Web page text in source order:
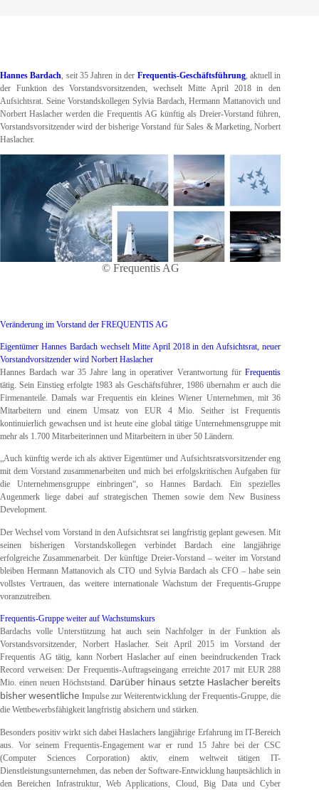
Hannes Bardach, seit 35 Jahren in der Frequentis-Geschäftsführung, aktuell in
der Funktion des Vorstandsvorsitzenden, wechselt Mitte April 2018 in den
Aufsichtsrat. Seine Vorstandskollegen Sylvia Bardach, Hermann Mattanovich und
Norbert Haslacher werden die Frequentis AG künftig als Dreier-Vorstand führen,
Vorstandsvorsitzender wird der bisherige Vorstand für Sales & Marketing, Norbert
Haslacher.
© Frequentis AG
Veränderung im Vorstand der FREQUENTIS AG
Eigentümer Hannes Bardach wechselt Mitte April 2018 in den Aufsichtsrat, neuer
Vorstandvorsitzender wird Norbert Haslacher
Hannes Bardach war 35 Jahre lang in operativer Verantwortung fürFrequentis
tätig. Sein Einstieg erfolgte 1983 als Geschäftsführer, 1986 übernahm er auch die
Firmenanteile. Damals war Frequentis ein kleines Wiener Unternehmen, mit 36
Mitarbeitern und einem Umsatz von EUR 4 Mio. Seither ist Frequentis
kontinuierlich gewachsen und ist heute eine global tätige Unternehmensgruppe mit
mehr als 1.700 Mitarbeiterinnen und Mitarbeitern in über 50 Ländern.
„Auch künftig werde ich als aktiver Eigentümer und Aufsichtsratsvorsitzender eng
mit dem Vorstand zusammenarbeiten und mich bei erfolgskritischen Aufgaben für
die Unternehmensgruppe einbringen“, so Hannes Bardach. Ein spezielles
Augenmerk liege dabei auf strategischen Themen sowie dem New Business
Development.
Der Wechsel vom Vorstand in den Aufsichtsrat sei langfristig geplant gewesen. Mit
seinen bisherigen Vorstandskollegen verbindet Bardach eine langjährige
erfolgreiche Zusammenarbeit. Der künftige Dreier-Vorstand – weiter im Vorstand
bleiben Hermann Mattanovich als CTO und Sylvia Bardach als CFO – habe sein
vollstes Vertrauen, das weitere internationale Wachstum der Frequentis-Gruppe
voranzutreiben.
Frequentis-Gruppe weiter auf Wachstumskurs
Bardachs volle Unterstützung hat auch sein Nachfolger in der Funktion als
Vorstandsvorsitzender, Norbert Haslacher. Seit April 2015 im Vorstand der
Frequentis AG tätig, kann Norbert Haslacher auf einen beeindruckenden Track
Record verweisen: Der Frequentis-Auftragseingang erreichte 2017 mit EUR 288
Mio. einen neuen Höchststand. Darüber hinaus setzte Haslacher bereits
bisher wesentliche I mpulse zur Weiterentwicklung der Frequentis-Gruppe, die
die Wettbewerbsfähigkeit langfristig absichern und stärken.
Besonders positiv wirkt sich dabei Haslachers langjährige Erfahrung im IT-Bereich
aus. Vor seinem Frequentis-Engagement war er rund 15 Jahre bei der CSC
(Computer Sciences Corporation) aktiv, einem weltweit tätigen IT-
Dienstleistungsunternehmen, das neben der Software-Entwicklung hauptsächlich in
den Bereichen Infrastruktur, Web Applications, Cloud, Big Data und Cyber